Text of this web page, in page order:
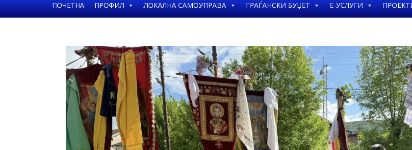
ПОЧЕТНА ПРОФИЛ ЛОКАЛНА САМОУПРАВА ГРАЃАНСКИ БУЏЕТ Е-УСЛУГИ